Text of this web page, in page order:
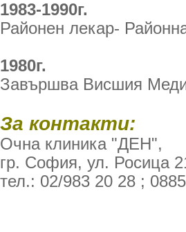
1983-1990г.
Районен лекар-
1980г.
Завършва Висшия
За контакти:
Очна клиника "ДЕН",
гр. София, ул. Росица
тел.: 02/983 20 28 ;